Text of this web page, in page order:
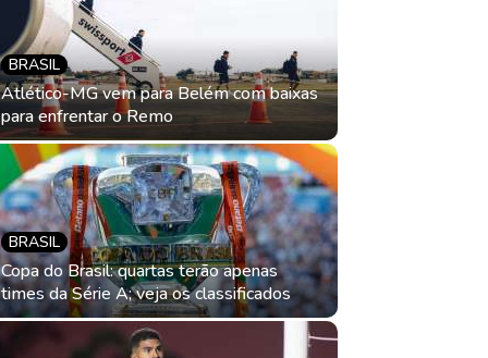
BRASIL
Atlético-MG vem para Belém com baixas
para enfrentar o Remo
BRASIL
Copa do Brasil: quartas terão apenas
times da Série A; veja os classificados